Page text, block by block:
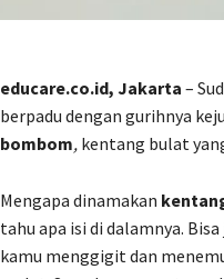
educare.co.id, Jakarta –
berpadu dengan gurihnya
bombom, kentang bulat
Mengapa dinamakan
tahu apa isi di dalamnya.
kamu menggigit dan